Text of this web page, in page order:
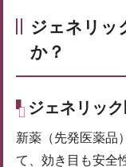
ジェネリッ
か？
ジェネリッ
新薬（先発医薬品
て、効き目も安全